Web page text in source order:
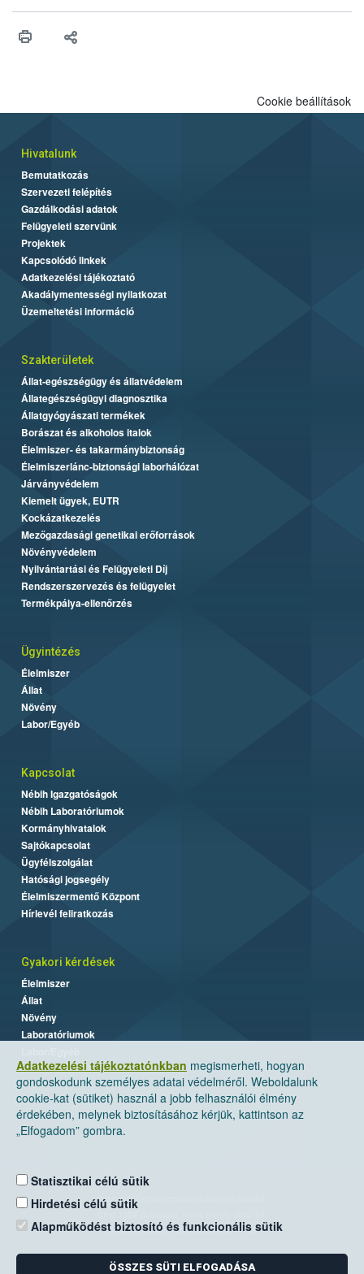
vonni az ebek viselkedésének megítélésében jártas szakértőt.
Adatkezelési tájékoztatónkban megismerheti, hogyan
gondoskodunk személyes adatai védelméről. Weboldalunk
cookie-kat (sütiket) használ a jobb felhasználói élmény
érdekében, melynek biztosításához kérjük, kattintson az
„Elfogadom” gombra.
Statisztikai célú sütik
Hirdetési célú sütik
Alapműködést biztosító és funkcionális sütik
ÖSSZES SÜTI ELFOGADÁSA
Cookie beállítások
Hivatalunk
Bemutatkozás
Szervezeti felépítés
Gazdálkodási adatok
Felügyeleti szervünk
Projektek
Kapcsolódó linkek
Adatkezelési tájékoztató
Akadálymentességi nyilatkozat
Üzemeltetési információ
Szakterületek
Állat-egészségügy és állatvédelem
Állategészségügyi diagnosztika
Állatgyógyászati termékek
Borászat és alkoholos italok
Élelmiszer- és takarmánybiztonság
Élelmiszerlánc-biztonsági laborhálózat
Járványvédelem
Kiemelt ügyek, EUTR
Kockázatkezelés
Mezőgazdasági genetikai erőforrások
Növényvédelem
Nyilvántartási és Felügyeleti Díj
Rendszerszervezés és felügyelet
Termékpálya-ellenőrzés
Ügyintézés
Élelmiszer
Állat
Növény
Labor/Egyéb
Kapcsolat
Nébih Igazgatóságok
Nébih Laboratóriumok
Kormányhivatalok
Sajtókapcsolat
Ügyfélszolgálat
Hatósági jogsegély
Élelmiszermentő Központ
Hírlevél feliratkozás
Gyakori kérdések
Élelmiszer
Állat
Növény
Laboratóriumok
Nemzeti Élelmiszerlánc-biztonsági Hivatal
Levelezési cím: 1525 Budapest. Pf. 30.